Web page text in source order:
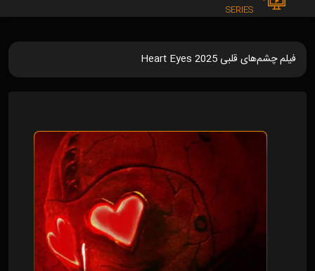
SERIES
فیلم چشم‌های قلبی Heart Eyes 2025